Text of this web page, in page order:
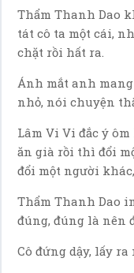
Thẩm Thanh Dao
tát cô ta một cái,
chặt rồi hất ra.
Ánh mắt anh
nhỏ, nói chuyện
Lâm Vi Vi đắc ý
ăn già rồi thì đổi
đổi một người
Thẩm Thanh Dao
đúng, đúng là nên
Cô đứng dậy, lấy